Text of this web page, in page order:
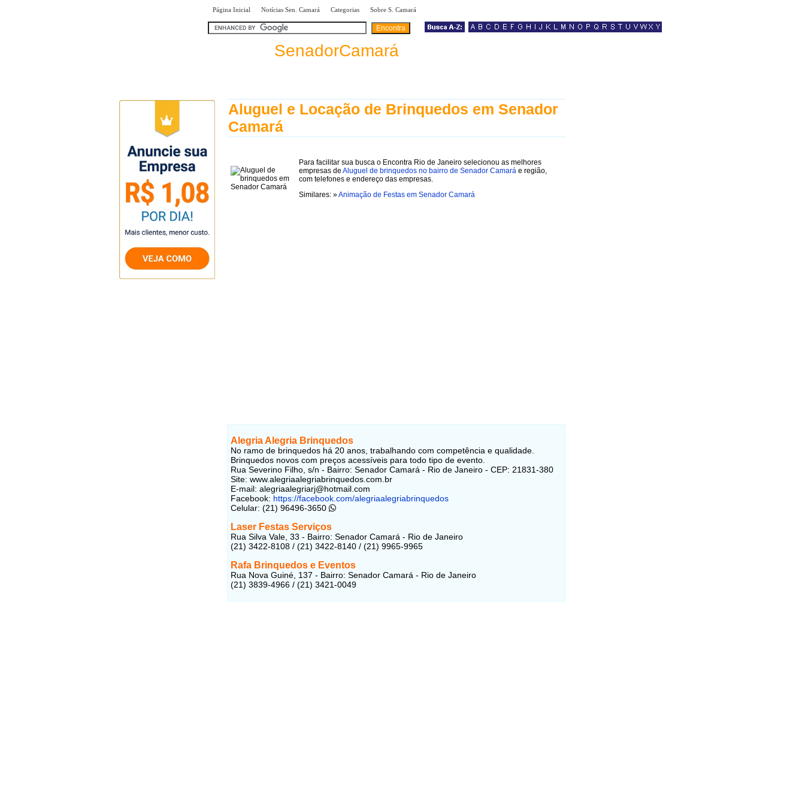
Página Inicial Notícias Sen. Camará Categorias Sobre S. Camará
SenadorCamará
Aluguel e Locação de Brinquedos em Senador
Camará
Para facilitar sua busca o Encontra Rio de Janeiro selecionou as melhores
empresas de Aluguel de brinquedos no bairro de Senador Camará e região,
com telefones e endereço das empresas.
Similares: »Animação de Festas em Senador Camará
Alegria Alegria Brinquedos
No ramo de brinquedos há 20 anos, trabalhando com competência e qualidade.
Brinquedos novos com preços acessíveis para todo tipo de evento.
Rua Severino Filho, s/n - Bairro: Senador Camará - Rio de Janeiro - CEP: 21831-380
Site: www.alegriaalegriabrinquedos.com.br
E-mail: alegriaalegriarj@hotmail.com
Facebook: https://facebook.com/alegriaalegriabrinquedos
Celular: (21) 96496-3650
Laser Festas Serviços
Rua Silva Vale, 33 - Bairro: Senador Camará - Rio de Janeiro
(21) 3422-8108 / (21) 3422-8140 / (21) 9965-9965
Rafa Brinquedos e Eventos
Rua Nova Guiné, 137 - Bairro: Senador Camará - Rio de Janeiro
(21) 3839-4966 / (21) 3421-0049